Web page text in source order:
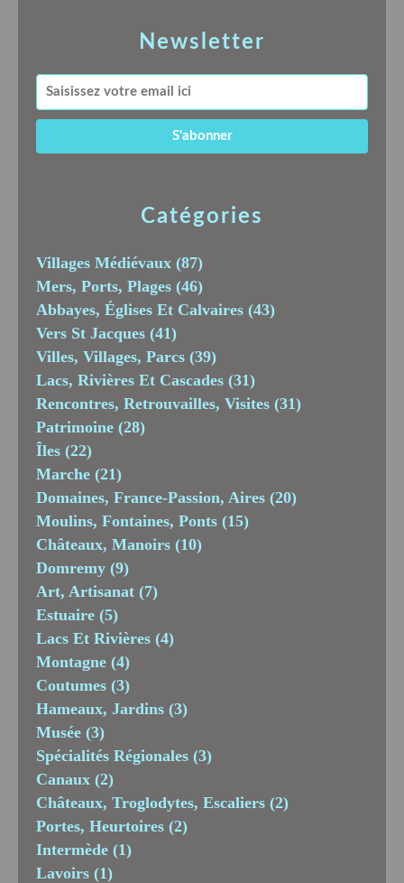
Newsletter
Catégories
Villages Médiévaux (87)
Mers, Ports, Plages (46)
Abbayes, Églises Et Calvaires (43)
Vers St Jacques (41)
Villes, Villages, Parcs (39)
Lacs, Rivières Et Cascades (31)
Rencontres, Retrouvailles, Visites (31)
Patrimoine (28)
Îles (22)
Marche (21)
Domaines, France-Passion, Aires (20)
Moulins, Fontaines, Ponts (15)
Châteaux, Manoirs (10)
Domremy (9)
Art, Artisanat (7)
Estuaire (5)
Lacs Et Rivières (4)
Montagne (4)
Coutumes (3)
Hameaux, Jardins (3)
Musée (3)
Spécialités Régionales (3)
Canaux (2)
Châteaux, Troglodytes, Escaliers (2)
Portes, Heurtoires (2)
Intermède (1)
Lavoirs (1)